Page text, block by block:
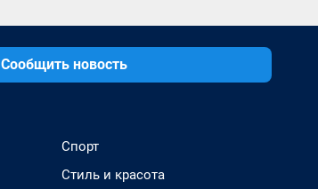
Сообщить новость
Спорт
Стиль и красота